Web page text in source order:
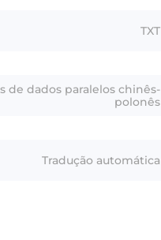
TXT
de dados paralelos chinês-
polonês
Tradução automática